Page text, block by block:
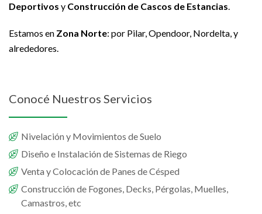
Deportivos y Construcción de Cascos de Estancias.
Estamos en Zona Norte: por Pilar, Opendoor, Nordelta, y
alrededores.
Conocé Nuestros Servicios
Nivelación y Movimientos de Suelo
Diseño e Instalación de Sistemas de Riego
Venta y Colocación de Panes de Césped
Construcción de Fogones, Decks, Pérgolas, Muelles,
Camastros, etc